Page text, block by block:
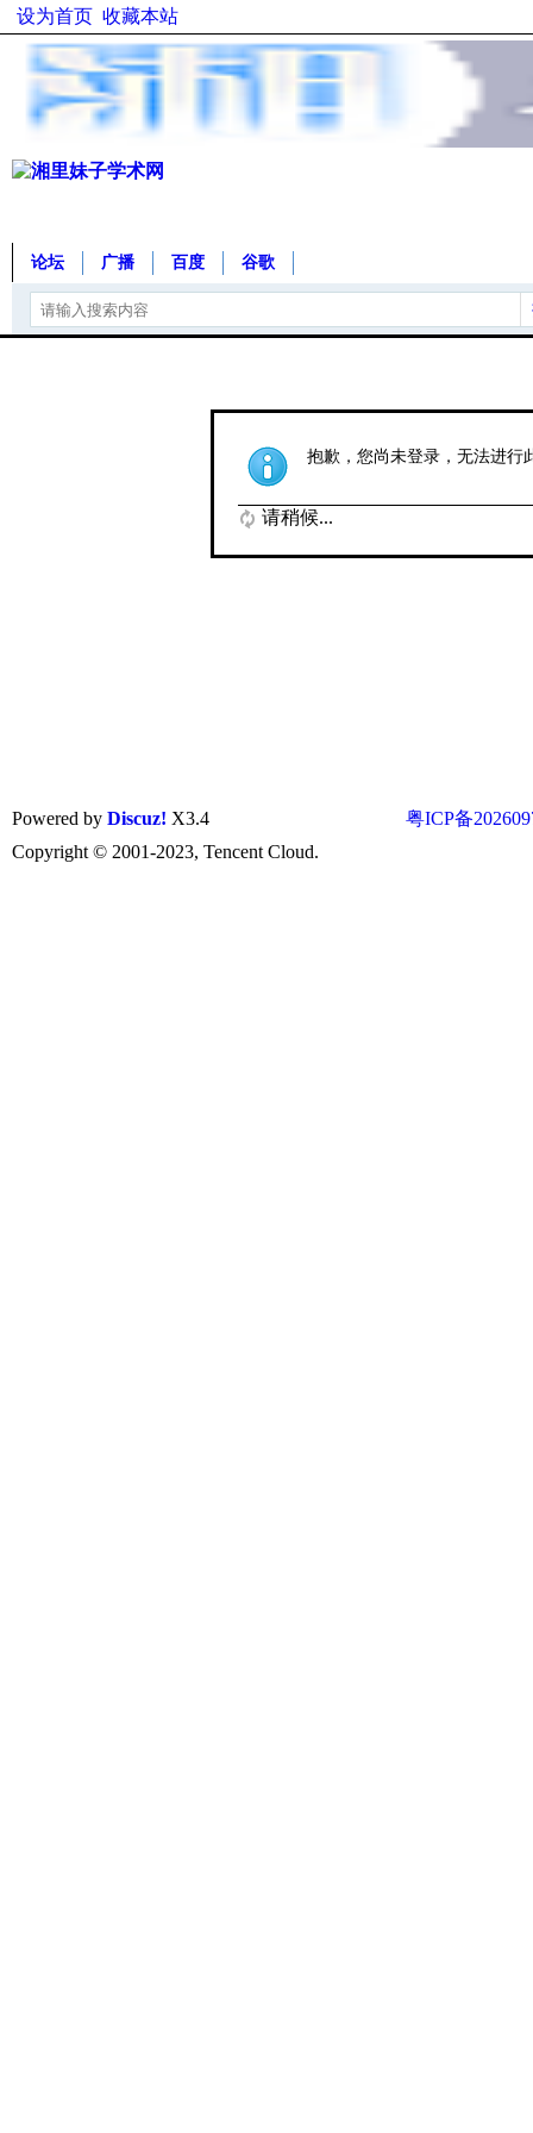
设为首页 收藏本站
论坛 广播 百度 谷歌
抱歉，您尚未登录，无法进行
请稍候...
粤ICP备
Powered by Discuz! X3.4
Copyright © 2001-2023, Tencent Cloud.